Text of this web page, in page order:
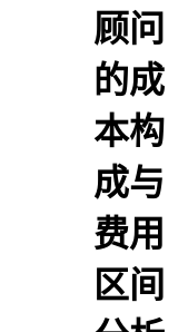
顾问
的成
本构
成与
费用
区间